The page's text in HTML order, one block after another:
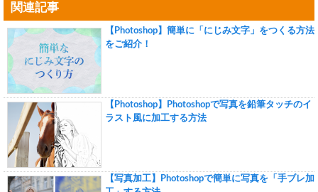
関連記事
【Photoshop】簡単に「にじみ文字」をつくる方法
をご紹介！
【Photoshop】Photoshopで写真を鉛筆タッチのイ
ラスト風に加工する方法
【写真加工】Photoshopで簡単に写真を「手ブレ加